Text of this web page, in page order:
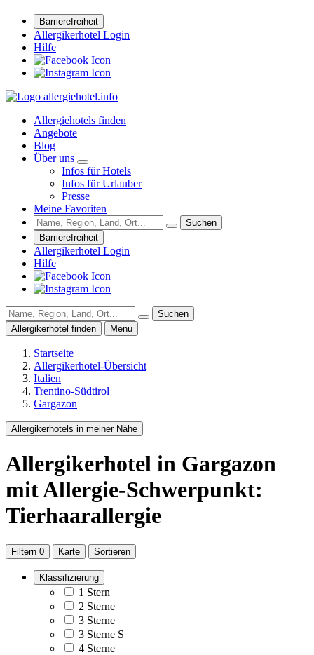
Barrierefreiheit
Allergikerhotel Login
Hilfe
Allergiehotels finden
Angebote
Blog
Über uns
Infos für Hotels
Infos für Urlauber
Presse
Meine Favoriten
Suchen
Barrierefreiheit
Allergikerhotel Login
Hilfe
Suchen
Allergikerhotel finden
Menu
Startseite
Allergikerhotel-Übersicht
Italien
Trentino-Südtirol
Gargazon
Allergikerhotels in meiner Nähe
Allergikerhotel in Gargazon
mit Allergie-Schwerpunkt:
Tierhaarallergie
Filtern 0 Karte Sortieren
Klassifizierung
1 Stern
2 Sterne
3 Sterne
3 Sterne S
4 Sterne